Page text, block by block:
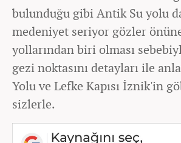
bulunduğu gibi Antik Su yolu
medeniyet seriyor gözler
yollarından biri olması
gezi noktasını detayları ile
Yolu ve Lefke Kapısı İznik'in
sizlerle.